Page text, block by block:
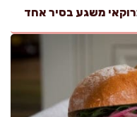
משגע בסיר אחד